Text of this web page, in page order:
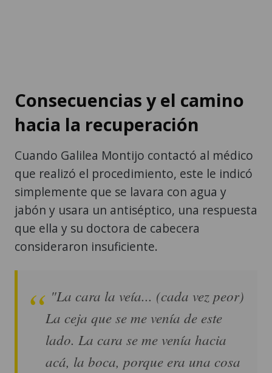
Consecuencias y el camino
hacia la recuperación
Cuando Galilea Montijo contactó al médico
que realizó el procedimiento, este le indicó
simplemente que se lavara con agua y
jabón y usara un antiséptico, una respuesta
que ella y su doctora de cabecera
consideraron insuficiente.
"La cara la veía... (cada vez peor)
La ceja que se me venía de este
lado. La cara se me venía hacia
acá, la boca, porque era una cosa